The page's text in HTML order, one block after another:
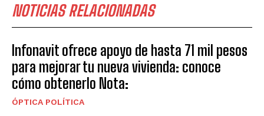
NOTICIAS RELACIONADAS
Infonavit ofrece apoyo de hasta 71 mil pesos
para mejorar tu nueva vivienda: conoce
cómo obtenerlo Nota:
ÓPTICA POLÍTICA